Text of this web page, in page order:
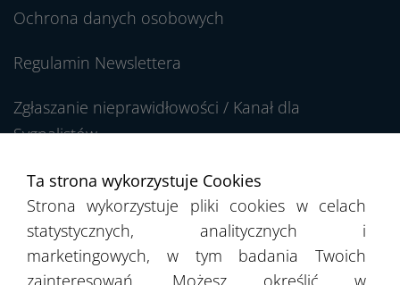
Ochrona danych osobowych
Regulamin Newslettera
Zgłaszanie nieprawidłowości / Kanał dla
Sygnalistów
Ta strona wykorzystuje Cookies
Strona wykorzystuje pliki cookies w celach
statystycznych, analitycznych i
marketingowych, w tym badania Twoich
zainteresowań. Możesz określić w